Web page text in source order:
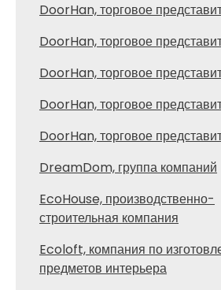
DoorHan, торговое
DoorHan, торговое
DoorHan, торговое
DoorHan, торговое
DoorHan, торговое
DreamDom, группа компаний
EcoHouse, производственно-
строительная компания
Ecoloft, компания по
предметов интерьера